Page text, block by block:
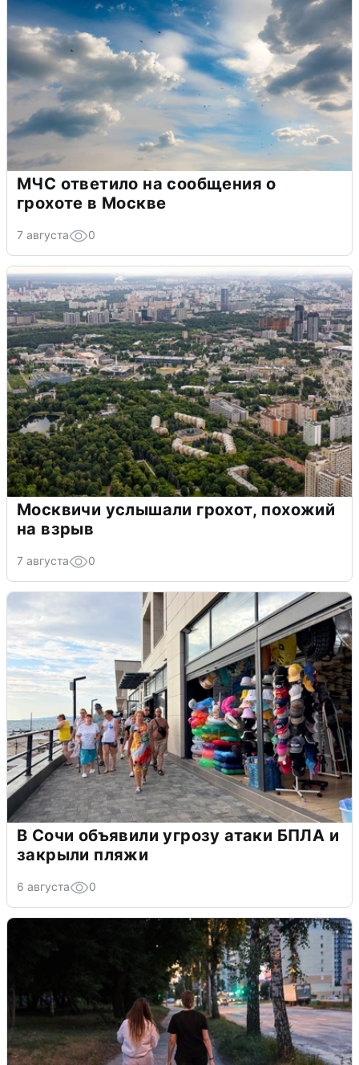
МЧС ответило на сообщения о
грохоте в Москве
7 августа 0
Москвичи услышали грохот, похожий
на взрыв
7 августа 0
В Сочи объявили угрозу атаки БПЛА и
закрыли пляжи
6 августа 0